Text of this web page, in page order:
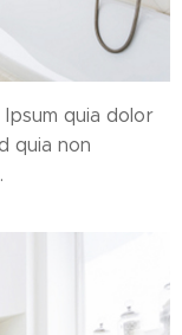
quia dolor
quia non